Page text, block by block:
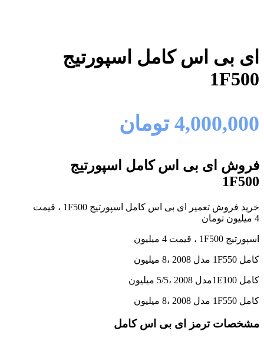
ای بی اس کامل اسپورتیج
1F500
4,000,000 تومان
فروش ای بی اس کامل اسپورتیج
1F500
خرید فروش تعمیر ای بی اس کامل اسپورتیج 1F500 ، قیمت
4 میلیون تومان
اسپورتیج 1F500 ، قیمت 4 میلیون
کامل 1F550 مدل 2008 ،8 میلیون
کامل 1E100مدل 2008 ،5/5 میلیون
کامل 1F550 مدل 2008 ،8 میلیون
مشخصات ترمز ای بی اس کامل